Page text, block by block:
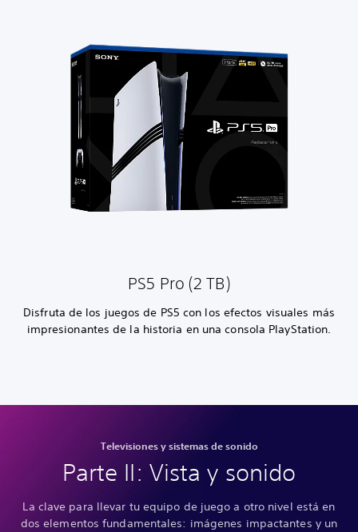
PS5 Pro (2 TB)
Disfruta de los juegos de PS5 con los efectos visuales más
impresionantes de la historia en una consola PlayStation.
Televisiones y sistemas de sonido
Parte II: Vista y sonido
La clave para llevar tu equipo de juego a otro nivel está en
dos elementos fundamentales: imágenes impactantes y un